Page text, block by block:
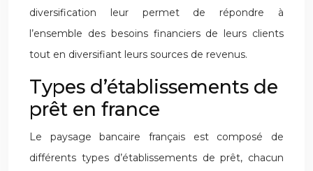
diversification leur permet de répondre à
l’ensemble des besoins financiers de leurs clients
tout en diversifiant leurs sources de revenus.
Types d’établissements de
prêt en france
Le paysage bancaire français est composé de
différents types d’établissements de prêt, chacun